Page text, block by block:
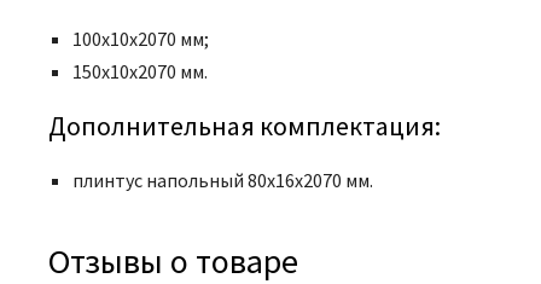
100х10х2070 мм;
150х10х2070 мм.
Дополнительная комплектация:
плинтус напольный 80х16х2070 мм.
Отзывы о товаре